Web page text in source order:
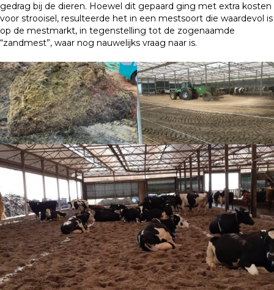
gedrag bij de dieren. Hoewel dit gepaard ging met extra kosten
voor strooisel, resulteerde het in een mestsoort die waardevol is
op de mestmarkt, in tegenstelling tot de zogenaamde
“zandmest”, waar nog nauwelijks vraag naar is.